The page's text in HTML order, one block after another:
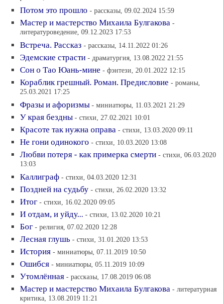
Потом это прошло - рассказы, 09.02.2024 15:59
Мастер и мастерство Михаила Булгакова -
литературоведение, 09.12.2023 17:53
Встреча. Рассказ - рассказы, 14.11.2022 01:26
Эдемские страсти - драматургия, 13.08.2022 21:55
Сон о Тао Юань-мине - фэнтези, 20.01.2022 12:15
Кораблик грешный. Роман. Предисловие - романы,
25.03.2021 17:25
Фразы и афоризмы - миниатюры, 11.03.2021 21:29
У края бездны - стихи, 27.02.2021 10:01
Красоте так нужна оправа - стихи, 13.03.2020 09:11
Не гони одинокого - стихи, 10.03.2020 13:08
Любви потеря - как примерка смерти - стихи, 06.03.2020
13:03
Каллиграф - стихи, 04.03.2020 12:31
Поздней на судьбу - стихи, 26.02.2020 13:32
Итог - стихи, 16.02.2020 09:05
И отдам, и уйду... - стихи, 13.02.2020 10:21
Бог - религия, 07.02.2020 12:28
Лесная глушь - стихи, 31.01.2020 13:53
История - миниатюры, 07.11.2019 10:50
Ошибся - миниатюры, 05.11.2019 10:09
Утомлённая - рассказы, 17.08.2019 06:08
Мастер и мастерство Михаила Булгакова - литературная
критика, 13.08.2019 11:21